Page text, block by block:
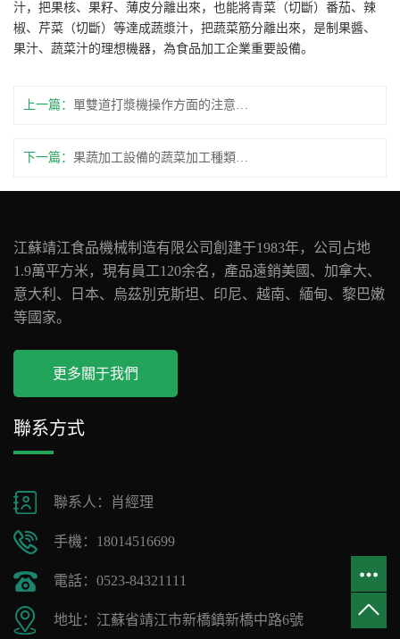
汁，把果核、果籽、薄皮分離出來，也能將青菜（切斷）番茄、辣
椒、芹菜（切斷）等達成蔬漿汁，把蔬菜筋分離出來，是制果醬、
果汁、蔬菜汁的理想機器，為食品加工企業重要設備。
上一篇： 單雙道打漿機操作方面的注意事項
下一篇： 果蔬加工設備的蔬菜加工種類有哪些？
江蘇靖江食品機械制造有限公司創建于1983年，公司占地
1.9萬平方米，現有員工120余名，產品遠銷美國、加拿大、
意大利、日本、烏茲別克斯坦、印尼、越南、緬甸、黎巴嫩
等國家。
更多關于我們
聯系方式
聯系人：肖經理
手機：18014516699
電話：0523-84321111
地址：江蘇省靖江市新橋鎮新橋中路6號